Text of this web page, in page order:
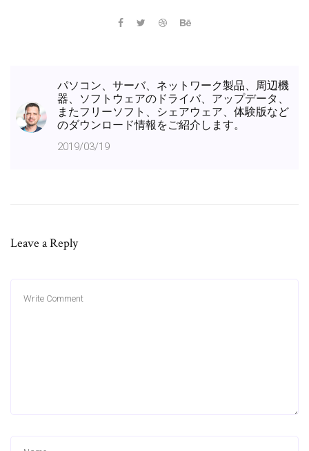
パソコン、サーバ、ネットワーク製品、周辺機
器、ソフトウェアのドライバ、アップデータ、
またフリーソフト、シェアウェア、体験版など
のダウンロード情報をご紹介します。
2019/03/19
Leave a Reply